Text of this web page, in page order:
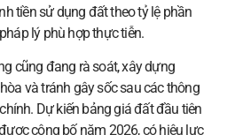
tiền sử dụng đất theo tỷ lệ phần
lý phù hợp thực tiễn.
cũng đang rà soát, xây dựng
và tránh gây sốc sau các thông
Dự kiến bảng giá đất đầu tiên
công bố năm 2026, có hiệu lực